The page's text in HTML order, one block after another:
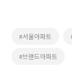
#서울아파트
#브랜드아파트